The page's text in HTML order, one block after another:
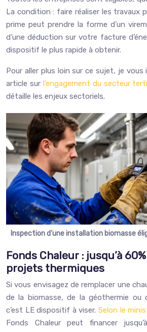
La condition : faire réaliser les travaux
prime peut prendre la forme d’un
d’une déduction sur votre facture
dispositif le plus rapide à obtenir.
Pour aller plus loin sur ce sujet, je
article sur l’engagement du secteur
détaille les enjeux sectoriels.
Inspection d’une installation biomasse
Fonds Chaleur : jusqu’à
projets thermiques
Si vous envisagez de remplacer une
de la biomasse, de la géothermie ou
c’est LE dispositif à viser. Selon le
Fonds Chaleur peut financer